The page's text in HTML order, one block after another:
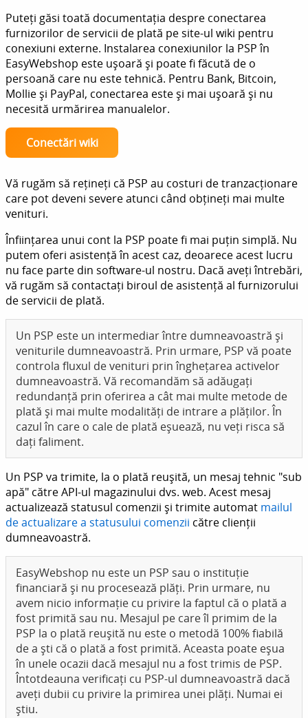
Puteți găsi toată documentația despre conectarea
furnizorilor de servicii de plată pe site-ul wiki pentru
conexiuni externe. Instalarea conexiunilor la PSP în
EasyWebshop este ușoară și poate fi făcută de o
persoană care nu este tehnică. Pentru Bank, Bitcoin,
Mollie și PayPal, conectarea este și mai ușoară și nu
necesită urmărirea manualelor.
Conectări wiki
Vă rugăm să rețineți că PSP au costuri de tranzacționare
care pot deveni severe atunci când obțineți mai multe
venituri.
Înființarea unui cont la PSP poate fi mai puțin simplă. Nu
putem oferi asistență în acest caz, deoarece acest lucru
nu face parte din software-ul nostru. Dacă aveți întrebări,
vă rugăm să contactați biroul de asistență al furnizorului
de servicii de plată.
Un PSP este un intermediar între dumneavoastră și
veniturile dumneavoastră. Prin urmare, PSP vă poate
controla fluxul de venituri prin înghețarea activelor
dumneavoastră. Vă recomandăm să adăugați
redundanță prin oferirea a cât mai multe metode de
plată și mai multe modalități de intrare a plăților. În
cazul în care o cale de plată eșuează, nu veți risca să
dați faliment.
Un PSP va trimite, la o plată reușită, un mesaj tehnic "sub
apă" către API-ul magazinului dvs. web. Acest mesaj
actualizează statusul comenzii și trimite automat mailul
de actualizare a statusului comenzii către clienții
dumneavoastră.
EasyWebshop nu este un PSP sau o instituție
financiară și nu procesează plăți. Prin urmare, nu
avem nicio informație cu privire la faptul că o plată a
fost primită sau nu. Mesajul pe care îl primim de la
PSP la o plată reușită nu este o metodă 100% fiabilă
de a ști că o plată a fost primită. Aceasta poate eșua
în unele ocazii dacă mesajul nu a fost trimis de PSP.
Întotdeauna verificați cu PSP-ul dumneavoastră dacă
aveți dubii cu privire la primirea unei plăți. Numai ei
știu.